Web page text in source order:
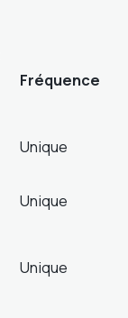
Fréquence
Unique
Unique
Unique